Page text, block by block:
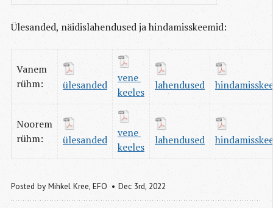
Ülesanded, näidislahendused ja hindamisskeemid:
Vanem
rühm:
ülesanded
vene
keeles
lahendused
Noorem
rühm:
ülesanded
vene
keeles
lahendused
Posted by Mihkel Kree, EFO Dec 3rd, 2022